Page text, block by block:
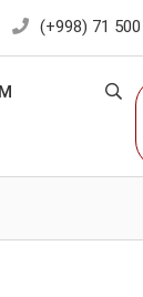
(+998) 71